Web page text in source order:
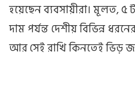
হয়েছেন ব্যবসায়ীরা। মূলত,
দাম পর্যন্ত দেশীয় বিভিন্ন
আর সেই রাখি কিনতেই ভিড়